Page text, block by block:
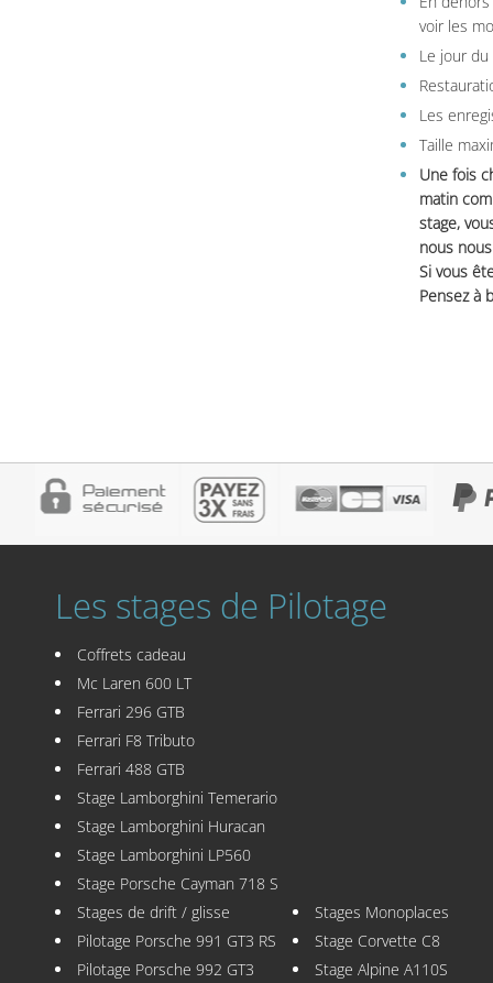
voir les
Le jour
Les
Taille
Une fois
matin
stage,
nous
Si vous
Pensez à
Les stages de Pilotage
Coffrets cadeau
Mc Laren 600 LT
Ferrari 296 GTB
Ferrari F8 Tributo
Ferrari 488 GTB
Stage Lamborghini Temerario
Stage Lamborghini Huracan
Stage Lamborghini LP560
Stage Porsche Cayman 718 S
Stages de drift / glisse
Pilotage Porsche 991 GT3 RS
Pilotage Porsche 992 GT3
Stages Monoplaces
Stage Corvette C8
Stage Alpine A110S